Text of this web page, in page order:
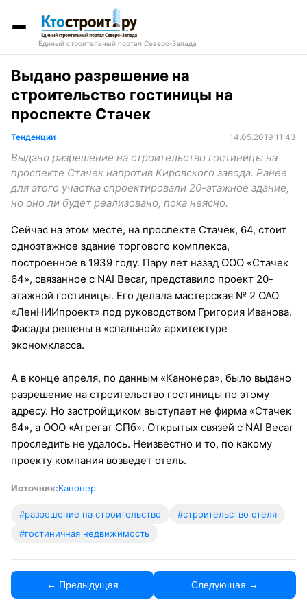
Единый строительный портал Северо-Запада
Выдано разрешение на
строительство гостиницы на
проспекте Стачек
Тенденции 14.05.2019 11:43
Выдано разрешение на строительство гостиницы на
проспекте Стачек напротив Кировского завода. Ранее
для этого участка спроектировали 20-этажное здание,
но оно ли будет реализовано, пока неясно.
Сейчас на этом месте, на проспекте Стачек, 64, стоит
одноэтажное здание торгового комплекса,
построенное в 1939 году. Пару лет назад ООО «Стачек
64», связанное с NAI Becar, представило проект 20-
этажной гостиницы. Его делала мастерская № 2 ОАО
«ЛенНИИпроект» под руководством Григория Иванова.
Фасады решены в «спальной» архитектуре
экономкласса.
А в конце апреля, по данным «Канонера», было выдано
разрешение на строительство гостиницы по этому
адресу. Но застройщиком выступает не фирма «Стачек
64», а ООО «Агрегат СПб». Открытых связей с NAI Becar
проследить не удалось. Неизвестно и то, по какому
проекту компания возведет отель.
Источник:Канонер
#разрешение на строительство
#строительство отеля
#гостиничная недвижимость
← Предыдущая Следующая →